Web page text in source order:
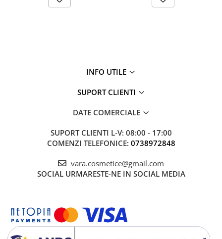
INFO UTILE
SUPORT CLIENTI
DATE COMERCIALE
SUPORT CLIENTI L-V: 08:00 - 17:00
COMENZI TELEFONICE: 0738972848
vara.cosmetice@gmail.com
SOCIAL URMARESTE-NE IN SOCIAL MEDIA